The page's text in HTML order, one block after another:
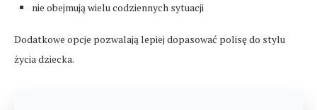
nie obejmują wielu codziennych sytuacji
Dodatkowe opcje pozwalają lepiej dopasować polisę do stylu
życia dziecka.